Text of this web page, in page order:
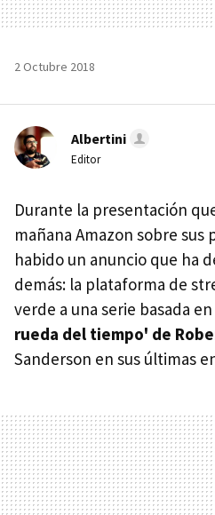
2 Octubre 2018
Albertini
Editor
Durante la presentación
mañana Amazon sobre
habido un anuncio que ha
demás: la plataforma de
verde a una serie basada en
rueda del tiempo' de
Sanderson en sus últimas